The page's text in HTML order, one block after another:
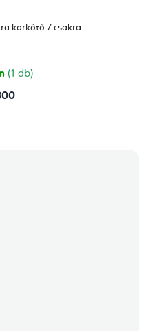
karkötő 7 csakra
(1 db)